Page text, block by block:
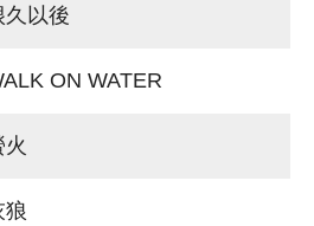
後
ON WATER